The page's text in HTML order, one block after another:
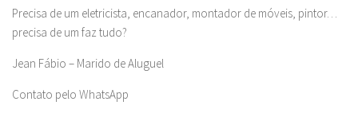
Precisa de um eletricista, encanador, montador de móveis, pintor…
precisa de um faz tudo?
Jean Fábio – Marido de Aluguel
Contato pelo WhatsApp